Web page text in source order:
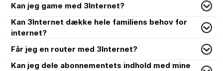
Kan jeg game med 3Internet?
Kan 3Internet dække hele familiens behov for
internet?
Får jeg en router med 3Internet?
Kan jeg dele abonnementets indhold med mine